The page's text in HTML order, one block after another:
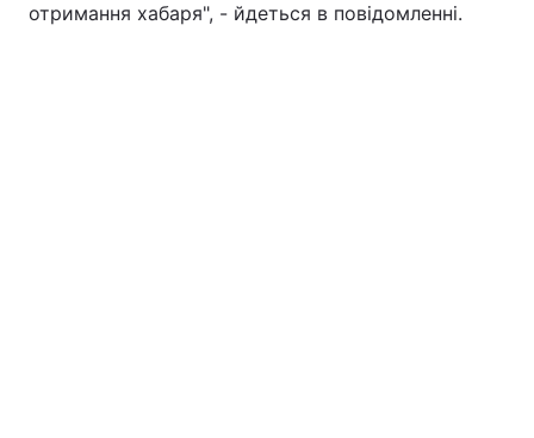
отримання хабаря", - йдеться в повідомленні.